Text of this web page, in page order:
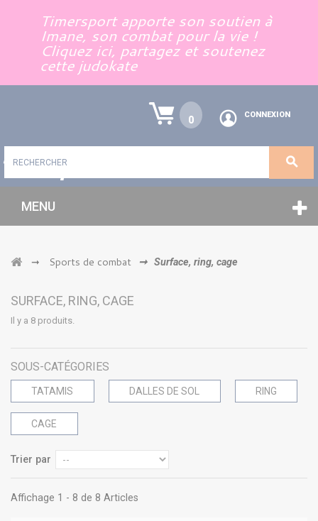
Timersport apporte son soutien à
Imane, son combat pour la vie !
Cliquez ici, partagez et soutenez
cette judokate
0 CONNEXION
MENU
➞ Sports de combat ➞ Surface, ring, cage
SURFACE, RING, CAGE
Il y a 8 produits.
SOUS-CATÉGORIES
TATAMIS DALLES DE SOL RING
CAGE
Trier par
Affichage 1 - 8 de 8 Articles